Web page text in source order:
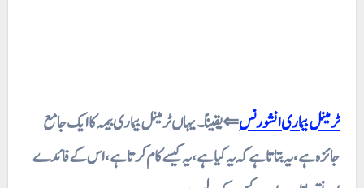
ٹرمینل بیماری انشورنس⇐ یقیناً۔ یہاں ٹرمینل بیماری بیمہ کا ایک جامع
جائزہ ہے، یہ بتاتا ہے کہ یہ کیا ہے، یہ کیسے کام کرتا ہے، اس کے فائدے